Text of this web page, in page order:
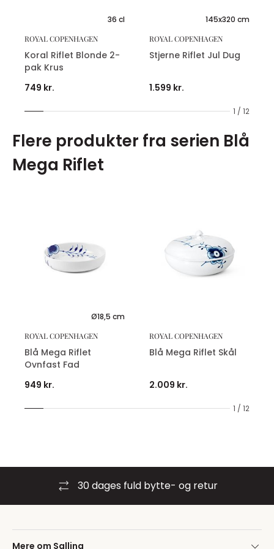
1 / 12
36 cl
ROYAL COPENHAGEN
Koral Riflet Blonde 2-
pak Krus
749 kr.
145x320 cm
ROYAL COPENHAGEN
Stjerne Riflet Jul Dug
1.599 kr.
Flere produkter fra serien Blå
Mega Riflet
1 / 12
Ø18,5 cm
ROYAL COPENHAGEN
Blå Mega Riflet
Ovnfast Fad
949 kr.
ROYAL COPENHAGEN
Blå Mega Riflet Skål
2.009 kr.
30 dages fuld bytte- og retur
Mere om Salling